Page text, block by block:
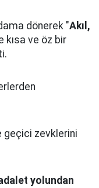
dönerek "Akıl,
kısa ve öz bir
geçici zevklerini
yolundan